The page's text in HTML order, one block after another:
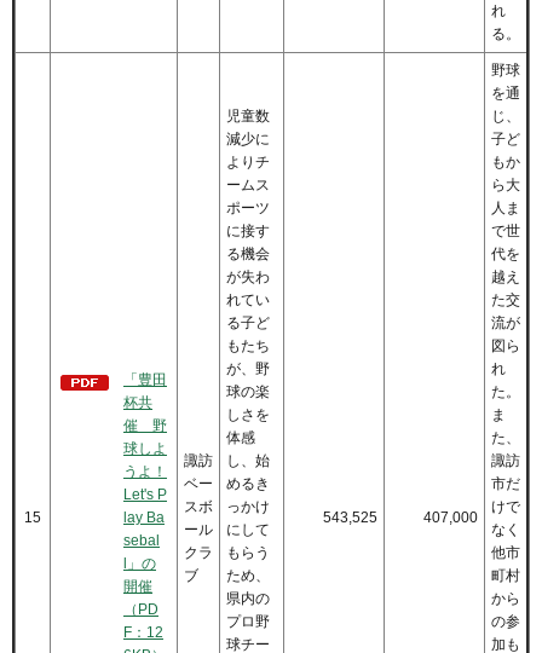
れ
る。
15
「豊田
杯共
催 野
球しよ
うよ！
Let's P
lay Ba
sebal
l」の
開催
（PD
F：12
諏訪
ベー
スボ
ール
クラ
ブ
児童数
減少に
よりチ
ームス
ポーツ
に接す
る機会
が失わ
れてい
る子ど
もたち
が、野
球の楽
しさを
体感
し、始
めるき
っかけ
にして
もらう
ため、
県内の
プロ野
球チー
543,525 407,000
野球
を通
じ、
子ど
もか
ら大
人ま
で世
代を
越え
た交
流が
図ら
れ
た。
ま
た、
諏訪
市だ
けで
なく
他市
町村
から
の参
加も